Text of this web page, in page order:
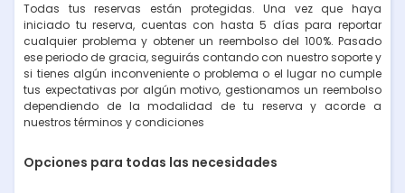
Todas tus reservas están protegidas. Una vez que haya
iniciado tu reserva, cuentas con hasta 5 días para reportar
cualquier problema y obtener un reembolso del 100%. Pasado
ese periodo de gracia, seguirás contando con nuestro soporte y
si tienes algún inconveniente o problema o el lugar no cumple
tus expectativas por algún motivo, gestionamos un reembolso
dependiendo de la modalidad de tu reserva y acorde a
nuestros términos y condiciones
Opciones para todas las necesidades